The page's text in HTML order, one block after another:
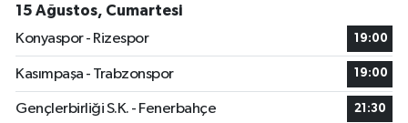
15 Ağustos, Cumartesi
Konyaspor - Rizespor
19:00
Kasımpaşa - Trabzonspor 19:00
Gençlerbirliği S.K. - Fenerbahçe 21:30